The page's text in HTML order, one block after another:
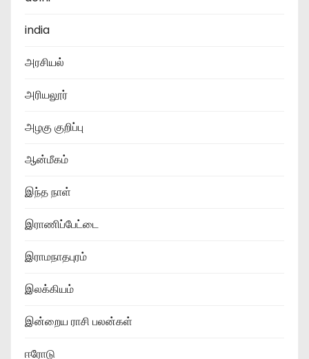
india
அரசியல்
அரியலூர்
அழகு குறிப்பு
ஆன்மீகம்
இந்த நாள்
இராணிப்பேட்டை
இராமநாதபுரம்
இலக்கியம்
இன்றைய ராசி பலன்கள்
ஈரோடு